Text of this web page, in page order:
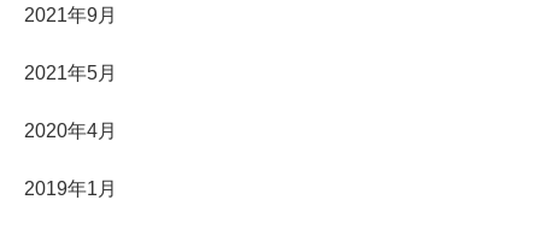
2021年9月
2021年5月
2020年4月
2019年1月